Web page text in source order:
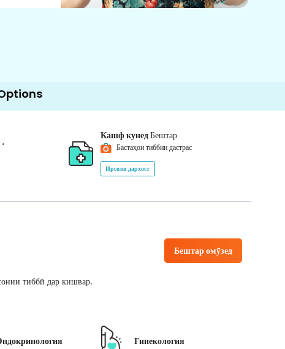
*
Кашф кунедБештар
Бастаҳои тиббии дастрас
Ирсоли дархост
Бештар омӯзед
тиббӣ дар кишвар.
Гинекология